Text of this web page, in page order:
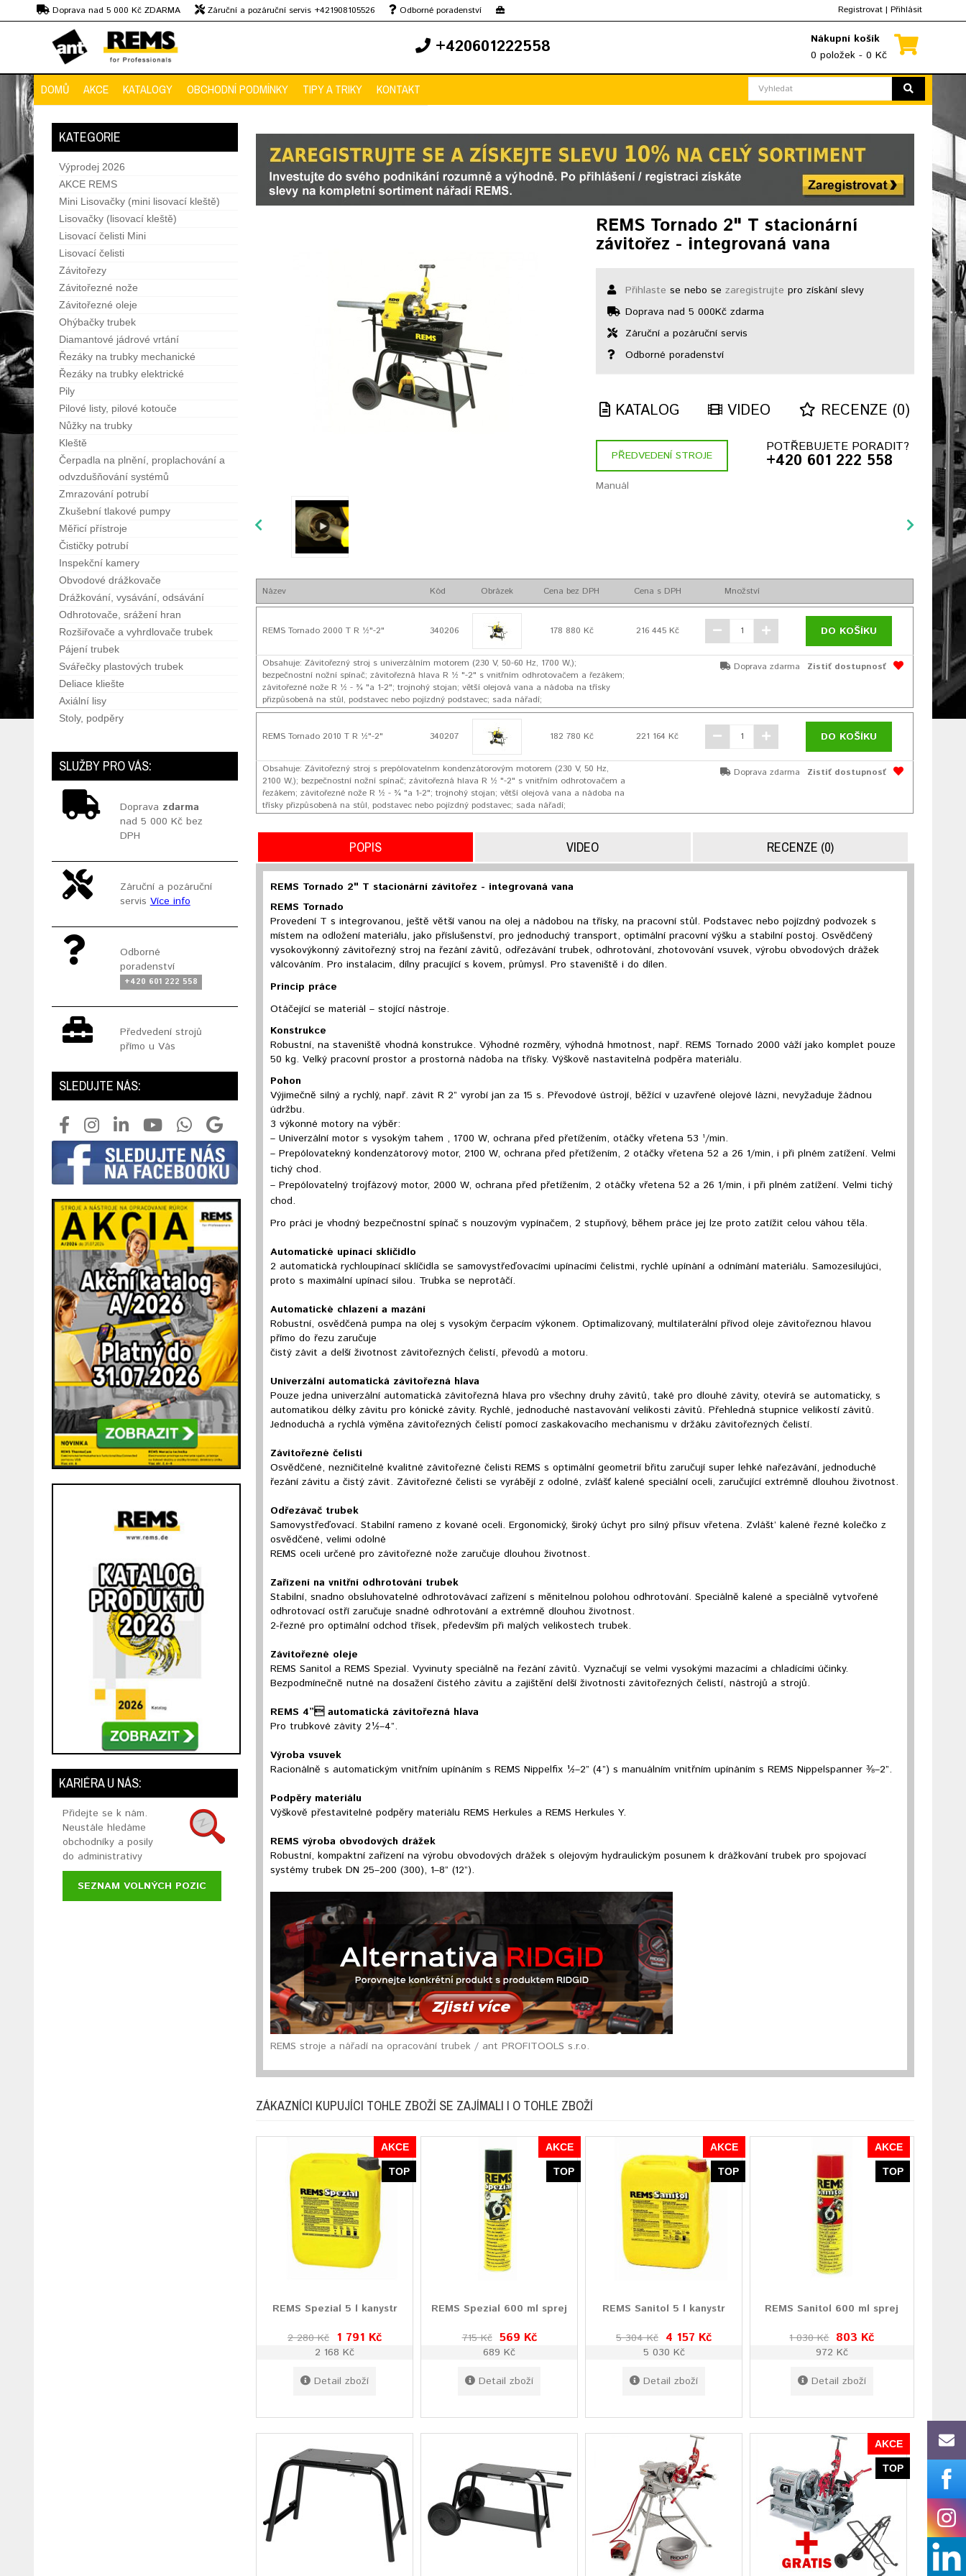
Doprava nad 5 000 Kč ZDARMA Záruční a pozáruční servis +421908105526
Odborné poradenství
Předvedení strojů
Registrovat | Přihlásit
+420601222558
Nákupní košík
0 položek - 0 Kč
DOMŮ AKCE KATALOGY OBCHODNÍ PODMÍNKY TIPY A TRIKY KONTAKT
KATEGORIE
Výprodej 2026
AKCE REMS
Mini Lisovačky (mini lisovací kleště)
Lisovačky (lisovací kleště)
Lisovací čelisti Mini
Lisovací čelisti
Závitořezy
Závitořezné nože
Závitořezné oleje
Ohýbačky trubek
Diamantové jádrové vrtání
Řezáky na trubky mechanické
Řezáky na trubky elektrické
Pily
Pilové listy, pilové kotouče
Nůžky na trubky
Kleště
Čerpadla na plnění, proplachování a
odvzdušňování systémů
Zmrazování potrubí
Zkušební tlakové pumpy
Měřicí přístroje
Čističky potrubí
Inspekční kamery
Obvodové drážkovače
Drážkování, vysávání, odsávání
Odhrotovače, srážení hran
Rozšiřovače a vyhrdlovače trubek
Pájení trubek
Svářečky plastových trubek
Deliace kliešte
Axiální lisy
Stoly, podpěry
SLUŽBY PRO VÁS:
Doprava zdarma
nad 5 000 Kč bez
DPH
Záruční a pozáruční
servisVíce info
Odborné
poradenství
+420 601 222 558
Předvedení strojů
přímo u Vás
SLEDUJTE NÁS:
KARIÉRA U NÁS:
Přidejte se k nám.
Neustále hledáme
obchodníky a posily
do administrativy
SEZNAM VOLNÝCH POZIC
REMS Tornado 2" T stacionární
závitořez - integrovaná vana
Přihlaste se nebo sezaregistrujte pro získání slevy
Doprava nad 5 000Kč zdarma
Záruční a pozáruční servis
Odborné poradenství
KATALOG VIDEO RECENZE (0)
PŘEDVEDENÍ STROJE
POTŘEBUJETE PORADIT?
+420 601 222 558
Manuál
Název Kód Obrázek Cena bez DPH Cena s DPH Množství
REMS Tornado 2000 T R ½"-2" 340206 178 880 Kč 216 445 Kč DO KOŠÍKU
Obsahuje: Závitořezný stroj s univerzálním motorem (230 V, 50-60 Hz, 1700 W,);
bezpečnostní nožní spínač; závitořezná hlava R ½ "-2" s vnitřním odhrotovačem a řezákem;
závitořezné nože R ½ - ¾ "a 1-2"; trojnohý stojan; větší olejová vana a nádoba na třísky
přizpůsobená na stůl, podstavec nebo pojízdný podstavec; sada nářadí;
Zistiť dostupnosť
Doprava zdarma
REMS Tornado 2010 T R ½"-2" 340207 182 780 Kč 221 164 Kč DO KOŠÍKU
Obsahuje: Závitořezný stroj s prepólovatelnm kondenzátorovým motorem (230 V, 50 Hz,
2100 W,); bezpečnostní nožní spínač; závitořezná hlava R ½ "-2" s vnitřním odhrotovačem a
řezákem; závitořezné nože R ½ - ¾ "a 1-2"; trojnohý stojan; větší olejová vana a nádoba na
třísky přizpůsobená na stůl, podstavec nebo pojízdný podstavec; sada nářadí;
Zistiť dostupnosť
Doprava zdarma
POPIS VIDEO RECENZE (0)
REMS Tornado 2" T stacionární závitořez - integrovaná vana
REMS Tornado
Provedení T s integrovanou, ještě větší vanou na olej a nádobou na třísky, na pracovní stůl. Podstavec nebo pojízdný podvozek s
místem na odložení materiálu, jako příslušenství, pro jednoduchý transport, optimální pracovní výšku a stabilní postoj. Osvědčený
vysokovýkonný závitořezný stroj na řezání závitů, odřezávání trubek, odhrotování, zhotovování vsuvek, výrobu obvodových drážek
válcováním. Pro instalacim, dílny pracující s kovem, průmysl. Pro staveniště i do dílen.
Princip práce
Otáčející se materiál – stojící nástroje.
Konstrukce
Robustní, na staveniště vhodná konstrukce. Výhodné rozměry, výhodná hmotnost, např. REMS Tornado 2000 váží jako komplet pouze
50 kg. Velký pracovní prostor a prostorná nádoba na třísky. Výškově nastavitelná podpěra materiálu.
Pohon
Výjimečně silný a rychlý, např. závit R 2” vyrobí jan za 15 s. Převodové ústrojí, běžící v uzavřené olejové lázni, nevyžaduje žádnou
údržbu.
3 výkonné motory na výběr:
– Univerzální motor s vysokým tahem , 1700 W, ochrana před přetížením, otáčky vřetena 53 ¹/min.
– Prepólovatekný kondenzátorový motor, 2100 W,ochrana před přetížením, 2 otáčky vřetena 52 a 26 1/min, i při plném zatížení. Velmi
tichý chod.
– Prepólovatelný trojfázový motor, 2000 W,ochrana před přetížením, 2 otáčky vřetena 52 a 26 1/min, i při plném zatížení. Velmi tichý
chod.
Pro práci je vhodný bezpečnostní spínač s nouzovým vypínačem, 2 stupňový, během práce jej lze proto zatížit celou váhou těla.
Automatické upínací sklíčidlo
2 automatická rychloupínací sklíčidla se samovystřeďovacími upínacími čelistmi, rychlé upínání a odnímání materiálu. Samozesilujúci,
proto s maximální upínací silou. Trubka se neprotáčí.
Automatické chlazení a mazání
Robustní, osvědčená pumpa na olej s vysokým čerpacím výkonem. Optimalizovaný, multilaterální přívod oleje závitořeznou hlavou
přímo do řezu zaručuje
čistý závit a delší životnost závitořezných čelistí, převodů a motoru.
Univerzální automatická závitořezná hlava
Pouze jedna univerzální automatická závitořezná hlava pro všechny druhy závitů, také pro dlouhé závity, otevírá se automaticky, s
automatikou délky závitu pro kónické závity. Rychlé, jednoduché nastavování velikosti závitů. Přehledná stupnice velikostí závitů.
Jednoduchá a rychlá výměna závitořezných čelistí pomocí zaskakovacího mechanismu v držáku závitořezných čelistí.
Závitořezné čelisti
Osvědčené, nezničitelné kvalitné závitořezné čelisti REMS s optimální geometrií břitu zaručují super lehké nařezávání, jednoduché
řezání závitu a čistý závit. Závitořezné čelisti se vyrábějí z odolné, zvlášť kalené speciální oceli, zaručující extrémně dlouhou životnost.
Odřezávač trubek
Samovystřeďovací. Stabilní rameno z kované oceli. Ergonomický, široký úchyt pro silný přísuv vřetena. Zvlášt’ kalené řezné kolečko z
osvědčené, velimi odolné
REMS oceli určené pro závitořezné nože zaručuje dlouhou životnost.
Zařízení na vnitřní odhrotování trubek
Stabilní, snadno obsluhovatelné odhrotovávací zařízení s měnitelnou polohou odhrotování. Speciálně kalené a speciálně vytvořené
odhrotovací ostří zaručuje snadné odhrotování a extrémně dlouhou životnost.
2-řezné pro optimální odchod třísek, především při malých velikostech trubek.
Závitořezné oleje
REMS Sanitol a REMS Spezial. Vyvinuty speciálně na řezání závitů. Vyznačují se velmi vysokými mazacími a chladícími účinky.
Bezpodmínečně nutné na dosažení čistého závitu a zajištění delší životnosti závitořezných čelistí, nástrojů a strojů.
REMS 4” automatická závitořezná hlava
Pro trubkové závity 2½–4”.
Výroba vsuvek
Racionálně s automatickým vnitřním upínáním s REMS Nippelfix ½–2” (4”) s manuálním vnitřním upínáním s REMS Nippelspanner ⅜–2”.
Podpěry materiálu
Výškově přestavitelné podpěry materiálu REMS Herkules a REMS Herkules Y.
REMS výroba obvodových drážek
Robustní, kompaktní zařízení na výrobu obvodových drážek s olejovým hydraulickým posunem k drážkování trubek pro spojovací
systémy trubek DN 25–200 (300), 1–8” (12”).
REMS stroje a nářadí na opracování trubek / ant PROFITOOLS s.r.o.
ZÁKAZNÍCI KUPUJÍCI TOHLE ZBOŽÍ SE ZAJÍMALI I O TOHLE ZBOŽÍ
AKCE
TOP
REMS Spezial 5 l kanystr
2 280 Kč 1 791 Kč
2 168 Kč
Detail zboží
AKCE
TOP
REMS Spezial 600 ml sprej
715 Kč 569 Kč
689 Kč
Detail zboží
AKCE
TOP
REMS Sanitol 5 l kanystr
5 304 Kč 4 157 Kč
5 030 Kč
Detail zboží
AKCE
TOP
REMS Sanitol 600 ml sprej
1 030 Kč 803 Kč
972 Kč
Detail zboží
AKCE
TOP